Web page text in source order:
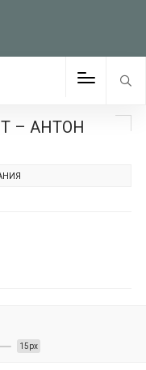
– АНТОН
15px